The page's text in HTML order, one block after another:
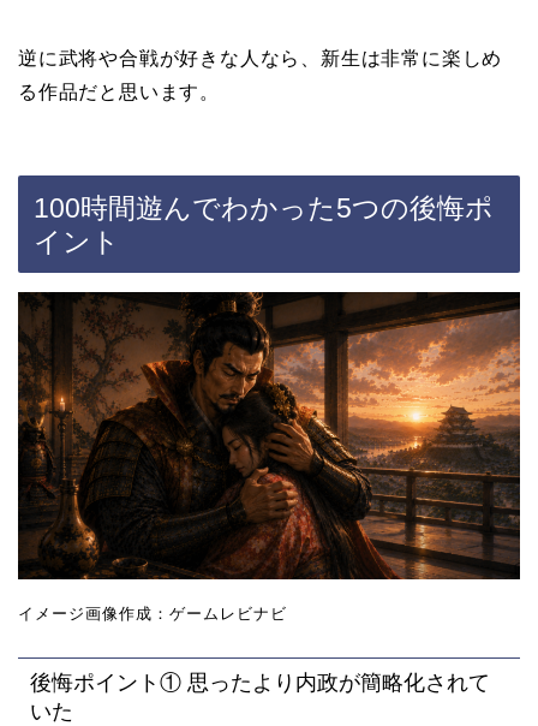
逆に武将や合戦が好きな人なら、新生は非常に楽しめ
る作品だと思います。
100時間遊んでわかった5つの後悔ポ
イント
イメージ画像作成：ゲームレビナビ
後悔ポイント① 思ったより内政が簡略化されて
いた